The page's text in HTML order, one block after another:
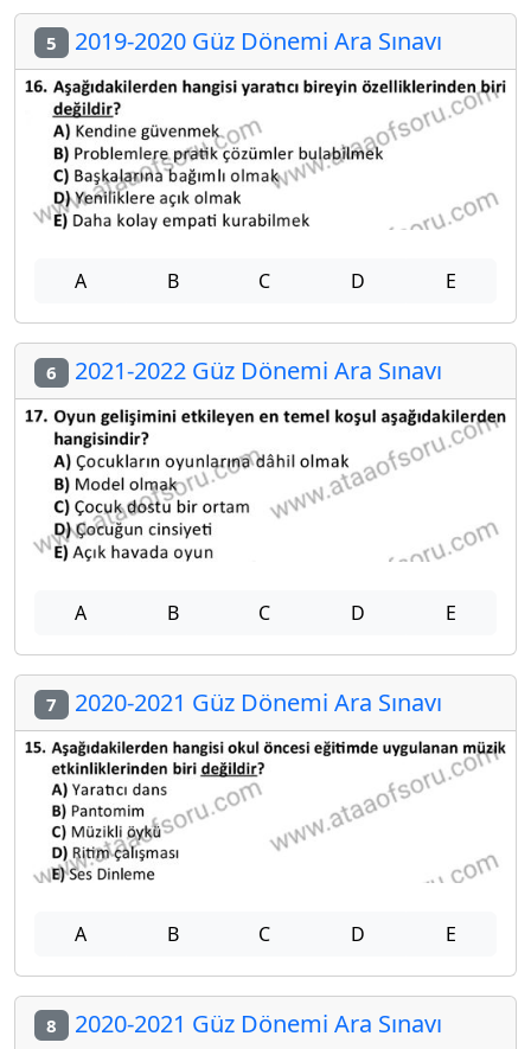
5 2019-2020 Güz Dönemi Ara Sınavı
A B C D E
6 2021-2022 Güz Dönemi Ara Sınavı
A B C D E
7 2020-2021 Güz Dönemi Ara Sınavı
A B C D E
8 2020-2021 Güz Dönemi Ara Sınavı